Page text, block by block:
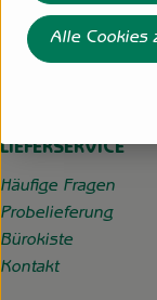
04484-599
LIEFERSERVICE
Häufige Fragen
Probelieferung
Bürokiste
Kontakt
Alle Cookies